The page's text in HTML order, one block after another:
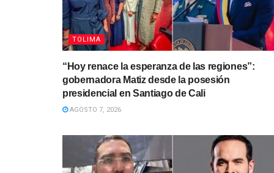
TOLIMA
“Hoy renace la esperanza de las regiones”:
gobernadora Matiz desde la posesión
presidencial en Santiago de Cali
AGOSTO 7, 2026